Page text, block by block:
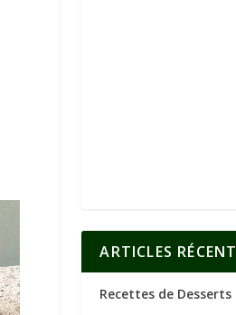
ARTICLES
Recettes de Desserts